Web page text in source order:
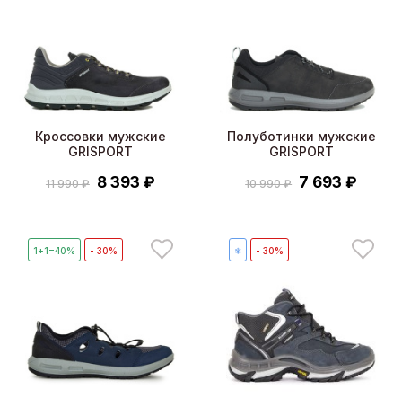
Кроссовки мужские
GRISPORT
11 990 ₽ 8 393 ₽
Полуботинки мужские
GRISPORT
10 990 ₽ 7 693 ₽
1+1=40% - 30% ❄ - 30%